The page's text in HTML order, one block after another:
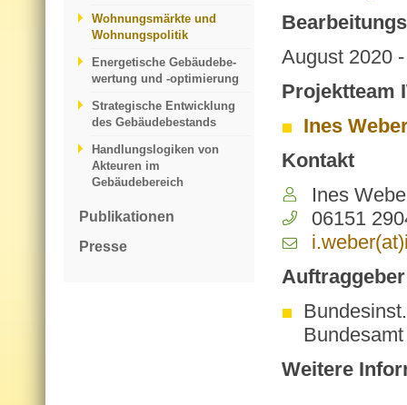
Wohnungsmärkte und
Wohnungspolitik
Energetische Gebäudebe­
wertung und -optimierung
Strategische Entwicklung
des Gebäudebestands
Handlungslogiken von
Akteuren im
Gebäudebereich
Publikationen
Presse
Au­gust 2020
Projektteam
Ines
Kontakt
Ines
06151
Auftraggeber
Weitere